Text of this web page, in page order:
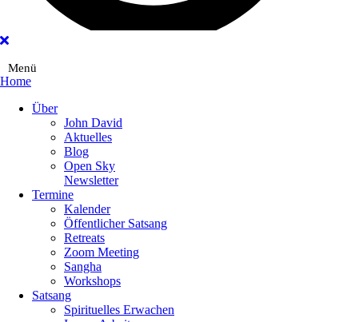
Menü
Home
Main
Über
John David
Aktuelles
Blog
Open Sky
Newsletter
Termine
Kalender
Öffentlicher Satsang
Retreats
Zoom Meeting
Sangha
Workshops
Satsang
Spirituelles Erwachen